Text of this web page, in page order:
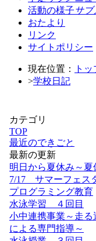
活動の様子サブ
おたより
リンク
サイトポリシー
現在位置：
ト
>学校日記